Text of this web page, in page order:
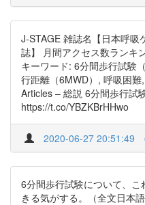
J-STAGE 雑誌名【日本呼吸
誌】 月間アクセス数ランキ
キーワード: 6分間歩行試験
行距離（6MWD）, 呼吸困
Articles – 総説 6分間歩行試
https://t.co/YBZKBrHHwo
2020-06-27 20:51:49
6分間歩行試験について、
きる気がする。（全文日本